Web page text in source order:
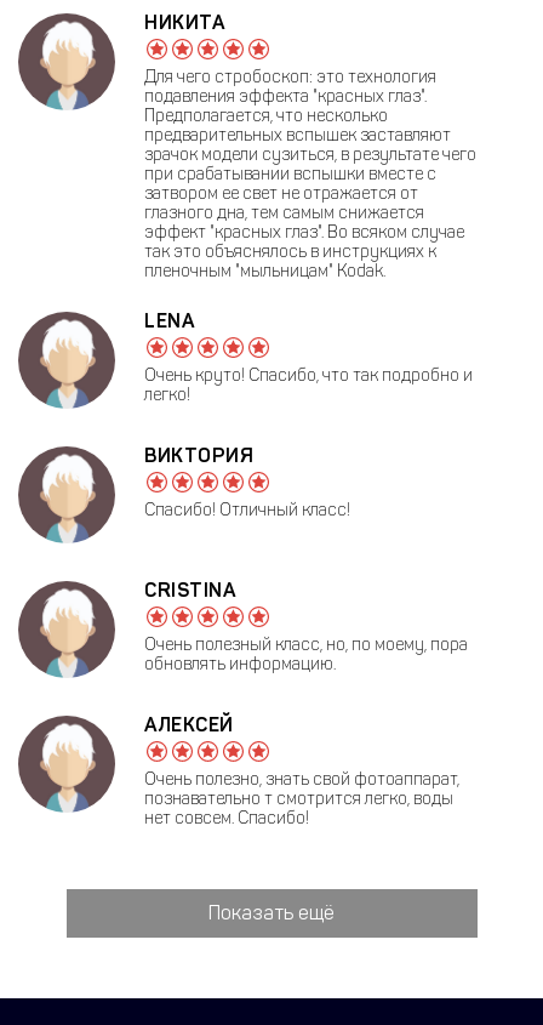
НИКИТА
Для чего стробоскоп: это технология
подавления эффекта "красных глаз".
Предполагается, что несколько
предварительных вспышек заставляют
зрачок модели сузиться, в результате чего
при срабатывании вспышки вместе с
затвором ее свет не отражается от
глазного дна, тем самым снижается
эффект "красных глаз". Во всяком случае
так это объяснялось в инструкциях к
пленочным "мыльницам" Kodak.
LENA
Очень круто! Спасибо, что так подробно и
легко!
ВИКТОРИЯ
Спасибо! Отличный класс!
CRISTINA
Очень полезный класс, но, по моему, пора
обновлять информацию.
АЛЕКСЕЙ
Очень полезно, знать свой фотоаппарат,
познавательно т смотрится легко, воды
нет совсем. Спасибо!
Показать ещё